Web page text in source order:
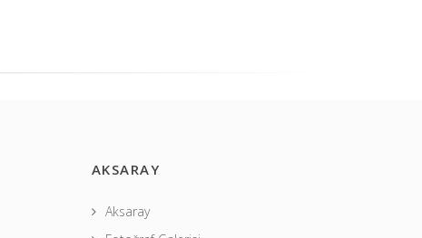
AKSARAY
Aksaray